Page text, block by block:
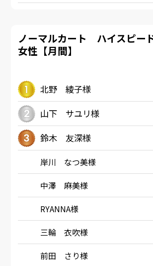
ノーマルカート ハイスピー
女性【月間】
北野 綾子様
山下 サユリ様
鈴木 友深様
岸川 なつ美様
中澤 麻美様
RYANNA様
三輪 衣吹様
前田 さり様